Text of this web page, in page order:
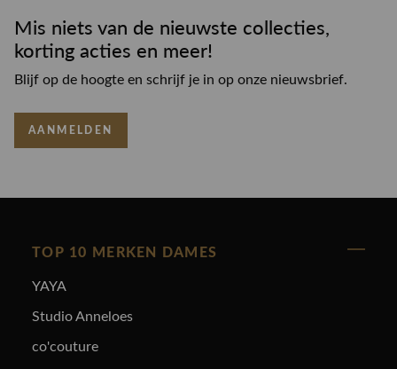
Mis niets van de nieuwste collecties,
korting acties en meer!
Blijf op de hoogte en schrijf je in op onze nieuwsbrief.
AANMELDEN
TOP 10 MERKEN DAMES
YAYA
Studio Anneloes
co'couture